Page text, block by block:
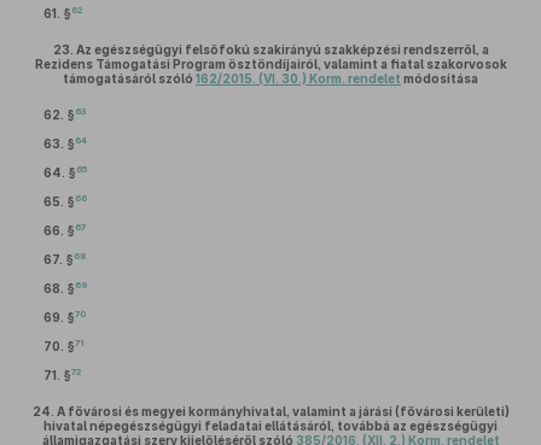
61. § 62
23. Az egészségügyi felsőfokú szakirányú szakképzési rendszerről, a
Rezidens Támogatási Program ösztöndíjairól, valamint a fiatal szakorvosok
támogatásáról szóló 162/2015. (VI. 30.) Korm. rendelet módosítása
62. § 63
63. § 64
64. § 65
65. § 66
66. § 67
67. § 68
68. § 69
69. §70
70. §71
71. §72
24. A fővárosi és megyei kormányhivatal, valamint a járási (fővárosi kerületi)
hivatal népegészségügyi feladatai ellátásáról, továbbá az egészségügyi
államigazgatási szerv kijelöléséről szóló 385/2016. (XII. 2.) Korm. rendelet